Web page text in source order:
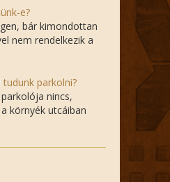
e?
bár kimondottan
nem rendelkezik a
parkolni?
nincs,
környék utcáiban